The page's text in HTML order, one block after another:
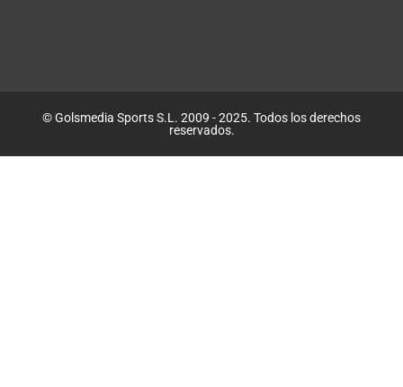
© Golsmedia Sports S.L. 2009 - 2025. Todos los derechos
reservados.